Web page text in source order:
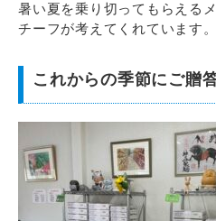
暑い夏を乗り切ってもらえる
チーフが考えてくれています。
これからの季節にご贈